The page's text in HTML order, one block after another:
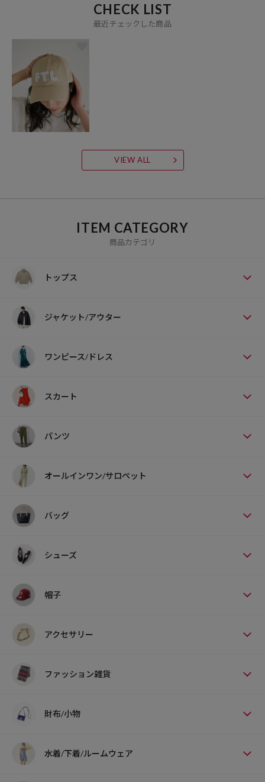
CHECK LIST
最近チェックした商品
VIEW ALL
ITEM CATEGORY
商品カテゴリ
トップス
ジャケット/アウター
ワンピース/ドレス
スカート
パンツ
オールインワン/サロペット
バッグ
シューズ
帽子
アクセサリー
ファッション雑貨
財布/小物
水着/下着/ルームウェア